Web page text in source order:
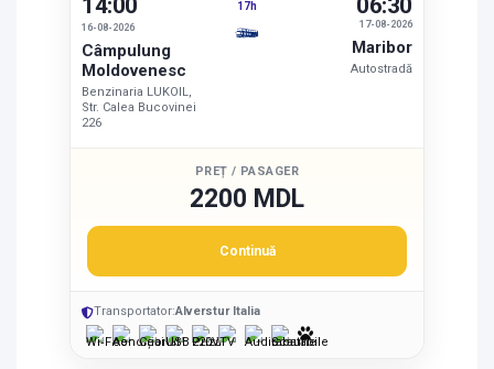
14:00
16-08-2026
Câmpulung
Moldovenesc
Benzinaria LUKOIL,
Str. Calea Bucovinei
226
17h
17-08-2026
06:30
Maribor
Autostradă
PREȚ / PASAGER
2200 MDL
Continuă
Transportator:Alverstur Italia